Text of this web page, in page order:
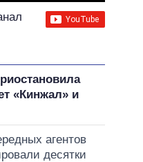
«Кинжал» и
агентов
десятки